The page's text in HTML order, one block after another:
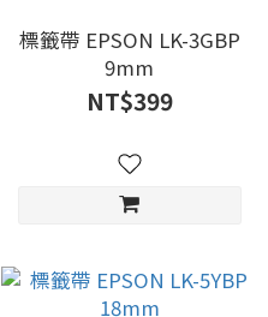
標籤帶 EPSON LK-3GBP
9mm
NT$399